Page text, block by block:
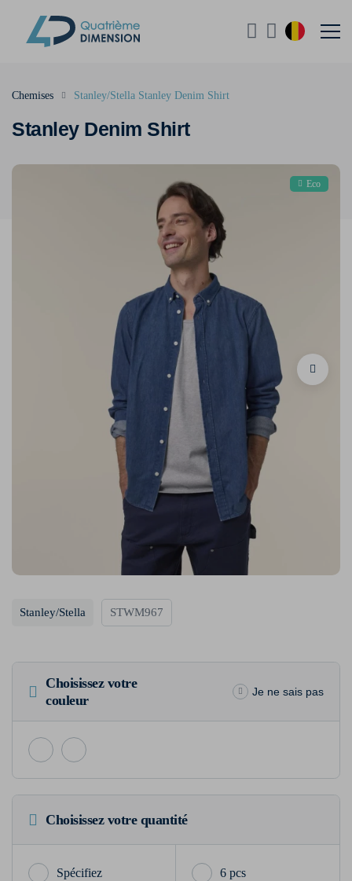
Stanley Denim Shirt
Chemises Stanley/Stella Stanley Denim Shirt
Eco
Stanley/Stella STWM967
Choisissez votre
couleur
Je ne sais pas
Choisissez votre quantité
6 pcs